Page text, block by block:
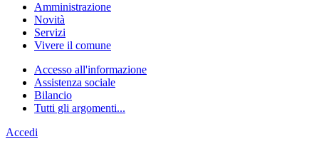
Amministrazione
Novità
Servizi
Vivere il comune
Accesso all'informazione
Assistenza sociale
Bilancio
Tutti gli argomenti...
Accedi